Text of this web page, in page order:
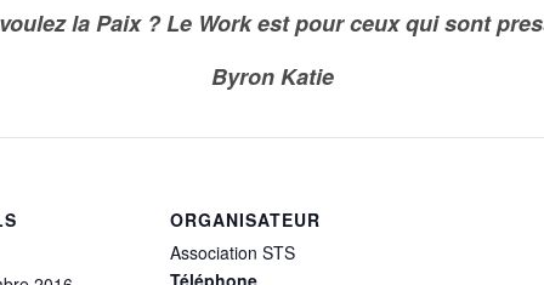
la Paix ? Le Work est pour ceux qui sont
Byron Katie
ORGANISATEUR
Association STS
Téléphone